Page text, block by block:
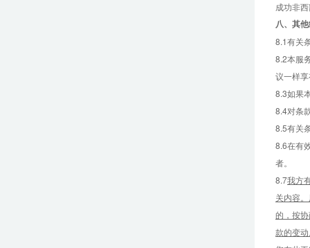
成功非
八、 其
8.1有关
8.2本服
议一样
8.3如果
8.4对条
8.5有关
8.6在有
者。
8.7我方
关内容
的，按
款的变